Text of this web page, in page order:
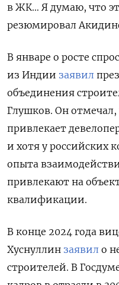
в ЖК… Я думаю, что
резюмировал
В январе о росте
из Индии заявил
объединения
Глушков. Он отмечал,
привлекает
и хотя у российских
опыта
привлекают на
квалификации.
В конце 2024 года
Хуснуллин заявил о
строителей. В